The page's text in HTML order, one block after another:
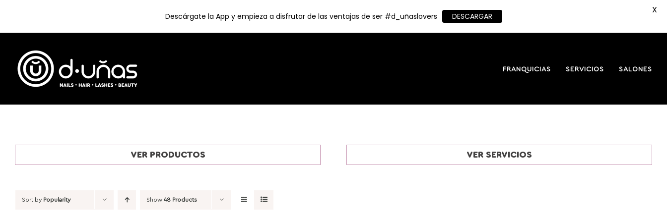
content
FRANQUICIAS SERVICIOS SALONES
VER PRODUCTOS VER SERVICIOS
Sort by Popularity Show 48 Products
Descárgate la App y empieza a disfrutar de las ventajas de ser #d_uñaslovers DESCARGAR
X